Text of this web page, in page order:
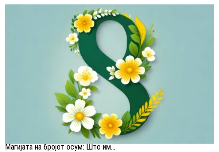
Магијата на бројот осум: Што им...